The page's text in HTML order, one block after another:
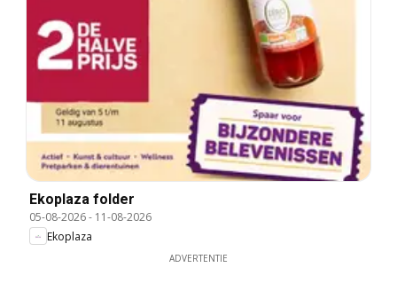
Ekoplaza folder
05-08-2026- 11-08-2026
Ekoplaza
ADVERTENTIE